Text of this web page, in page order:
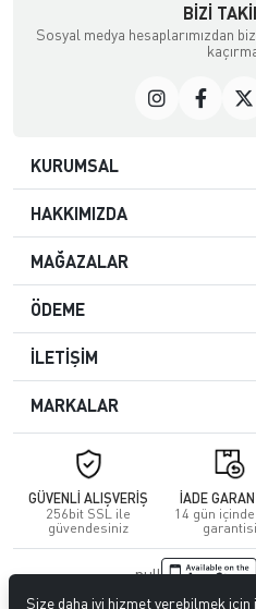
BIZI
Sosyal medya hesaplarımızdan
KURUMSAL
HAKKIMIZDA
MAĞAZALAR
ÖDEME
İLETİŞİM
MARKALAR
GÜVENLİ ALIŞVERİŞ
256bit SSL ile
güvendesiniz
İADE
14 gün
garantisi
null
Size daha iyi hizmet verebilmek